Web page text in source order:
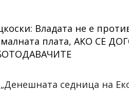
„Денешната седница на